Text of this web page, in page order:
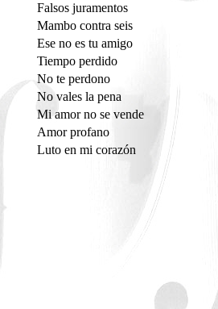
Falsos juramentos
Mambo contra seis
Ese no es tu amigo
Tiempo perdido
No te perdono
No vales la pena
Mi amor no se vende
Amor profano
Luto en mi corazón